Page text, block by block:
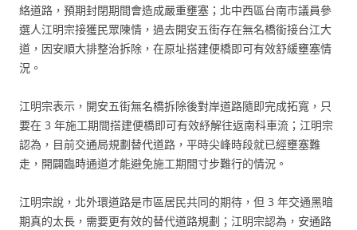
絡道路，預期封閉期間會造成嚴重壅塞；北中西區台南市議員參
選人江明宗接獲民眾陳情，過去開安五街存在無名橋銜接台江大
道，因安順大排整治拆除，在原址搭建便橋即可有效舒緩壅塞情
況。
江明宗表示，開安五街無名橋拆除後對岸道路隨即完成拓寬，只
要在 3 年施工期間搭建便橋即可有效紓解往返南科車流；江明宗
認為，目前交通局規劃替代道路，平時尖峰時段就已經壅塞難
走，開闢臨時通道才能避免施工期間寸步難行的情況。
江明宗說，北外環道路是市區居民共同的期待，但 3 年交通黑暗
期真的太長，需要更有效的替代道路規劃；江明宗認為，安通路